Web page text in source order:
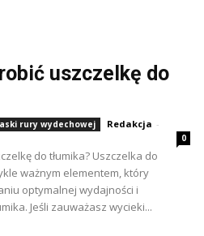
uszczelkę do
rury wydechowej Redakcja -
0
do tłumika? Uszczelka do
ważnym elementem, który
optymalnej wydajności i
Jeśli zauważasz wycieki...